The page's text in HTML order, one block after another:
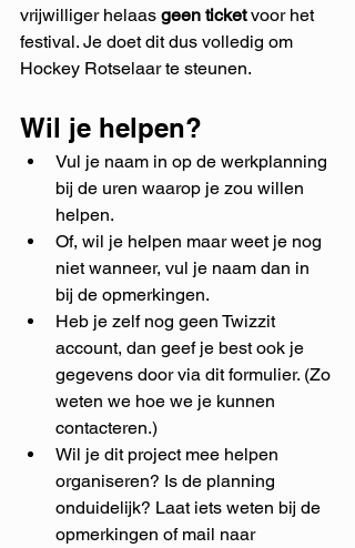
vrijwilliger helaas geen ticket voor het
festival. Je doet dit dus volledig om
Hockey Rotselaar te steunen.
Wil je helpen?
Vul je naam in op de werkplanning
bij de uren waarop je zou willen
helpen.
Of, wil je helpen maar weet je nog
niet wanneer, vul je naam dan in
bij de opmerkingen.
Heb je zelf nog geen Twizzit
account, dan geef je best ook je
gegevens door via dit formulier. (Zo
weten we hoe we je kunnen
contacteren.)
Wil je dit project mee helpen
organiseren? Is de planning
onduidelijk? Laat iets weten bij de
opmerkingen of mail naar